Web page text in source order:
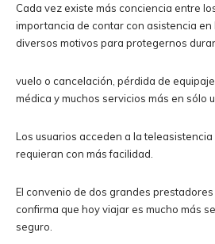
Cada vez existe más conciencia entre
importancia de contar con asistencia en
diversos motivos para protegernos
vuelo o cancelación, pérdida de
médica y muchos servicios más en sólo
Los usuarios acceden a la
requieran con más facilidad.
El convenio de dos grandes
confirma que hoy viajar es mucho más
seguro.